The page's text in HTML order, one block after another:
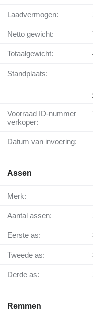
Laadvermogen:
Netto gewicht:
Totaalgewicht:
Standplaats:
Voorraad ID-nummer
verkoper:
Datum van invoering:
Assen
Merk:
Aantal assen:
Eerste as:
Tweede as:
Derde as:
Remmen